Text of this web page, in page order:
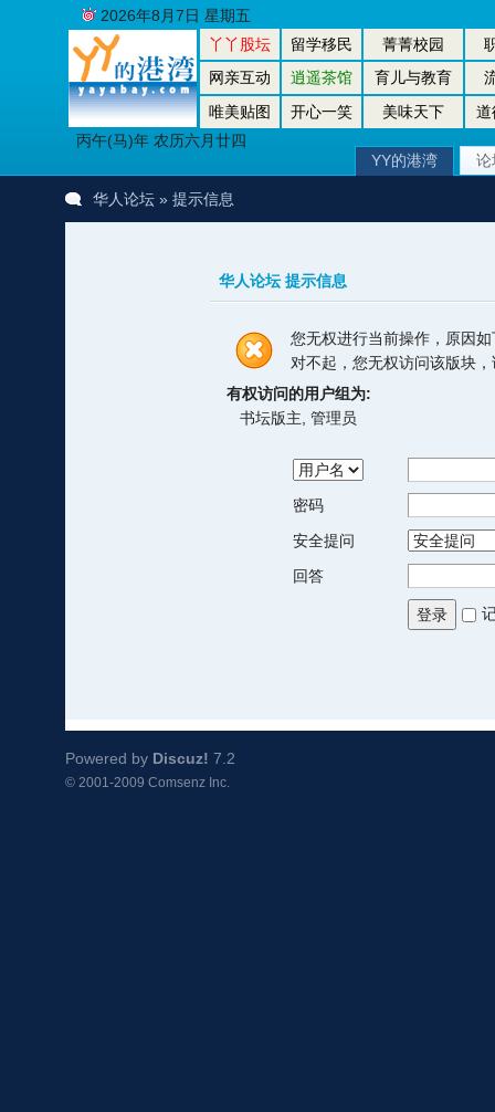
丫丫股坛 留学移民 菁菁校园
网亲互动
逍遥茶馆 育儿与教育
唯美贴图
开心一笑 美味天下
道
丙午(马)年 农历六月廿四
2026年8月7日 星期五
YY的港湾 论
华人论坛» 提示信息
华人论坛 提示信息
您无权进行当前操作，原因如
对不起，您无权访问该版块
有权访问的用户组为:
书坛版主, 管理员
密码
安全提问
回答
登录
Powered by Discuz! 7.2
© 2001-2009 Comsenz Inc.